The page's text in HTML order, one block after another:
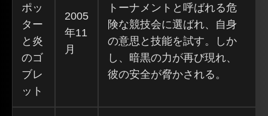
ポッ
ター
と炎
のゴ
ブレ
ット
2005
年11
月
トーナメントと呼ばれる危
険な競技会に選ばれ、自身
の意思と技能を試す。しか
し、暗黒の力が再び現れ、
彼の安全が脅かされる。